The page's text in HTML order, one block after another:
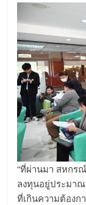
“ที่ผ่านมา สหกร
ลงทุนอยู่ประมา
ที่เกินความต้องก